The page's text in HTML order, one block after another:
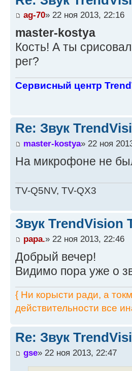
ag-70» 22 ноя 2013, 22:16
master-kostya
Кость! А ты
рег?
Сервисный центр
Re: Звук
master-kostya» 22 ноя
На микрофоне не
TV-Q5NV, TV-QX3
Звук TrendVision
papa.» 22 ноя 2013, 22:46
Добрый вечер!
Видимо пора уже о
{ Ни корысти ради, а
действительности все
Re: Звук
gse» 22 ноя 2013, 22:47